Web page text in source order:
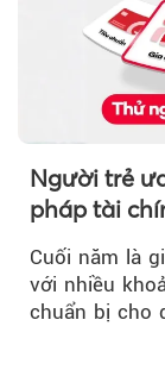
Người trẻ
pháp tài
tiêu cuối năm
Cuối năm là
với nhiều
chuẩn bị cho